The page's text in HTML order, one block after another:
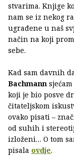
stvarima. Knjige
nam se iz nekog
ugrađene u naš
način na koji
sebe.
Kad sam davnih
Bachmann
koji je bio posve
čitateljskom
ovako pisati –
od suhih i
izloženi… O tom
pisala ovdje.